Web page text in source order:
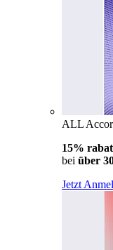
ALL
15%
bei über
Jetzt